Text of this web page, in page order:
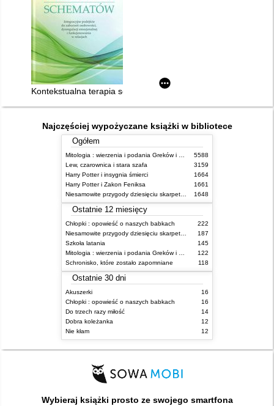
Kontekstualna terapia schematów : integracyjne podejście
Najczęściej wypożyczane książki w bibliotece
Ogółem
5588
Lew, czarownica i stara szafa
3159
Harry Potter i insygnia śmierci
1664
Harry Potter i Zakon Feniksa
1661
1648
Ostatnie 12 miesięcy
Chłopki : opowieść o naszych babkach
222
187
Szkoła latania
145
122
Schronisko, które zostało zapomniane
118
Ostatnie 30 dni
Akuszerki
16
Chłopki : opowieść o naszych babkach
16
Do trzech razy miłość
14
Dobra koleżanka
12
Nie kłam
12
Wybieraj książki prosto ze swojego smartfona